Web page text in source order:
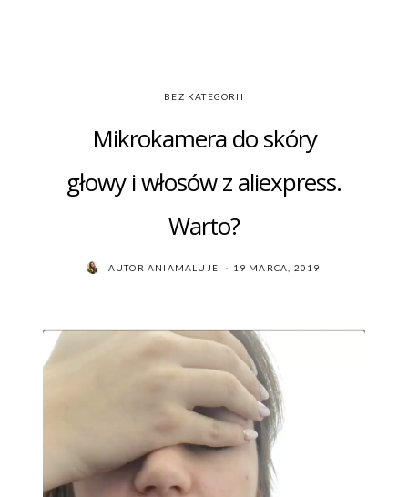
BEZ KATEGORII
Mikrokamera do skóry
głowy i włosów z aliexpress.
Warto?
AUTORANIAMALUJE
POSTED
19 MARCA, 2019